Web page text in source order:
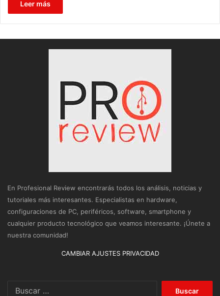
Leer más
En Profesional Review encontrarás todos los análisis, noticias y
tutoriales más interesantes. Especialistas en hardware,
configuraciones de PC, periféricos, software, smartphone y
cualquier producto tecnológico que veamos interesante. ¡Únete a
nuestra comunidad!
CAMBIAR AJUSTES PRIVACIDAD